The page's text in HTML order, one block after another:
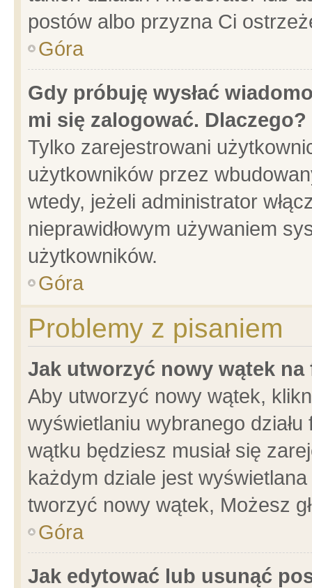
postów albo przyzna Ci
Góra
Gdy próbuję wysłać
mi się zalogować. Dlaczego?
Tylko zarejestrowani
użytkowników przez
wtedy, jeżeli administrator
nieprawidłowym używaniem
użytkowników.
Góra
Problemy z pisaniem
Jak utworzyć nowy wątek na
Aby utworzyć nowy wątek,
wyświetlaniu wybranego
wątku będziesz musiał się
każdym dziale jest
tworzyć nowy wątek, Możesz
Góra
Jak edytować lub usunąć